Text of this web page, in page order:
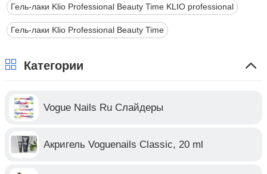
Гель-лаки Klio Professional Beauty Time KLIO professional
Гель-лаки Klio Professional Beauty Time
Категории
Vogue Nails Ru Слайдеры
Акригель Voguenails Classic, 20 ml